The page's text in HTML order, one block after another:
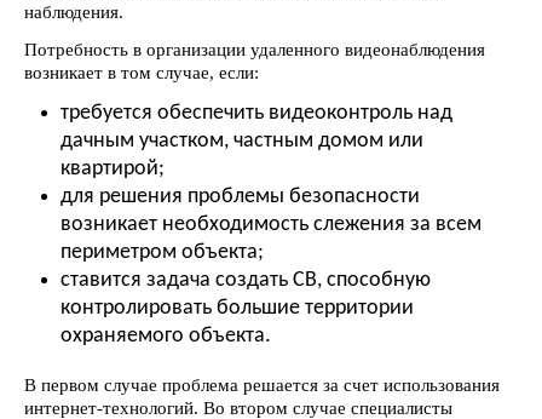
наблюдения.
Потребность в организации удаленного видеонаблюдения
возникает в том случае, если:
требуется обеспечить видеоконтроль над
дачным участком, частным домом или
квартирой;
для решения проблемы безопасности
возникает необходимость слежения за всем
периметром объекта;
ставится задача создать СВ, способную
контролировать большие территории
охраняемого объекта.
В первом случае проблема решается за счет использования
интернет-технологий. Во втором случае специалисты